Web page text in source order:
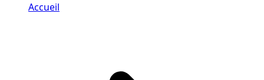
Accueil